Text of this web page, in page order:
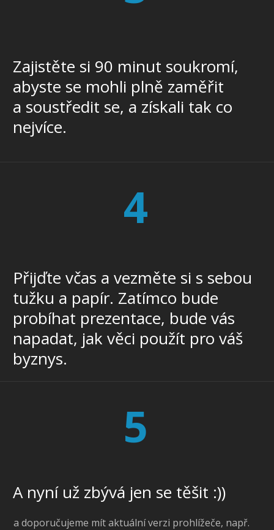
Zajistěte si 90 minut soukromí,
abyste se mohli plně zaměřit
a soustředit se, a získali tak co
nejvíce.
4
Přijďte včas a vezměte si s sebou
tužku a papír. Zatímco bude
probíhat prezentace, bude vás
napadat, jak věci použít pro váš
byznys.
5
A nyní už zbývá jen se těšit :))
a doporučujeme mít aktuální verzi prohlížeče, např.